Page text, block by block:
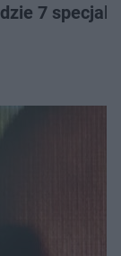
7